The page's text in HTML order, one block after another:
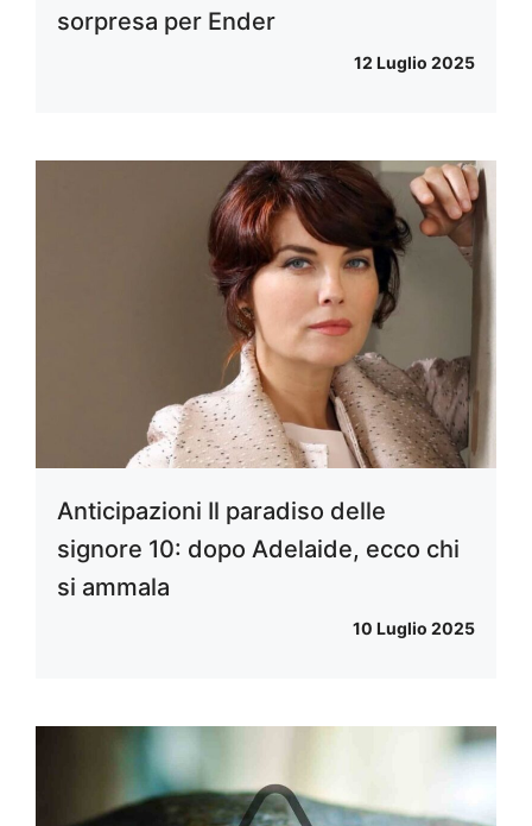
sorpresa per Ender
12 Luglio 2025
Anticipazioni Il paradiso delle
signore 10: dopo Adelaide, ecco chi
si ammala
10 Luglio 2025